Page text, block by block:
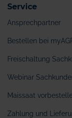
Service
Ansprechpartner
Bestellen bei
Freischaltung
Webinar
Maissaat
Zahlung und